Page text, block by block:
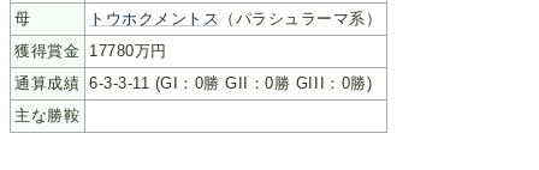
母
トウホクメントス （パラシュラーマ系）
獲得賞金 17780万円
通算成績 6-3-3-11 (GI：0勝 GII：0勝 GIII：0勝)
主な勝鞍